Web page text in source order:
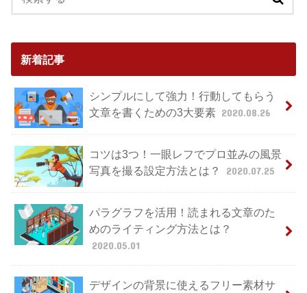
新着記事
シンプルにして強力！行動してもらう
文章を書くための3大要素 2020.08.26
コツは3つ！一眼レフでプロ並みの風景
写真を撮る設定方法とは？
2020.07.25
パラグラフを活用！読まれる文章のた
めのライティング方法とは？
2020.05.01
デザインの背景に使えるフリー素材サ